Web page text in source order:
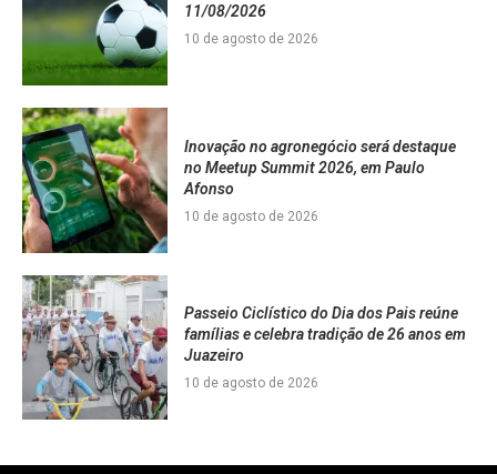
11/08/2026
10 de agosto de 2026
Inovação no agronegócio será destaque
no Meetup Summit 2026, em Paulo
Afonso
10 de agosto de 2026
Passeio Ciclístico do Dia dos Pais reúne
famílias e celebra tradição de 26 anos em
Juazeiro
10 de agosto de 2026